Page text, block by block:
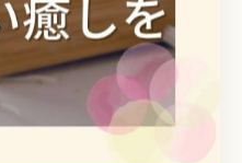
美肌を目指す
両立できるのが入浴剤の
温熱効果と香り成分が心